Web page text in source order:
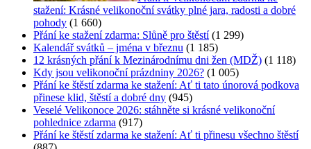
stažení: Krásné velikonoční svátky plné jara, radosti a dobré
pohody (1 660)
Přání ke stažení zdarma: Slůně pro štěstí (1 299)
Kalendář svátků – jména v březnu (1 185)
12 krásných přání k Mezinárodnímu dni žen (MDŽ) (1 118)
Kdy jsou velikonoční prázdniny 2026? (1 005)
Přání ke štěstí zdarma ke stažení: Ať ti tato únorová podkova
přinese klid, štěstí a dobré dny (945)
Veselé Velikonoce 2026: stáhněte si krásné velikonoční
pohlednice zdarma (917)
Přání ke štěstí zdarma ke stažení: Ať ti přinesu všechno štěstí